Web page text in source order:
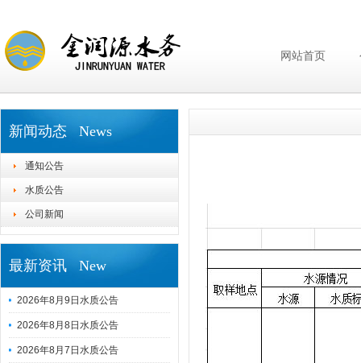
网站首页
新闻动态 News
通知公告
水质公告
公司新闻
最新资讯 New
2026年8月9日水质公告
2026年8月8日水质公告
2026年8月7日水质公告